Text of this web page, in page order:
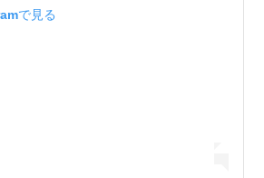
で見る